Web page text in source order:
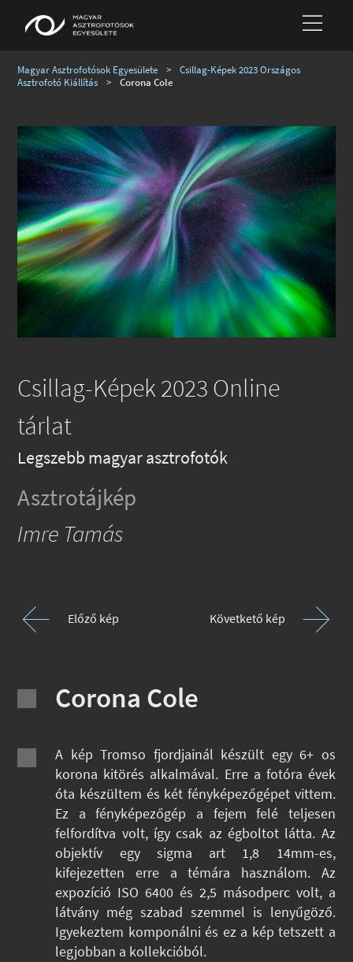
Magyar Asztrofotósok Egyesülete >
Csillag-Képek 2023 Országos
Asztrofotó Kiállítás
> Corona Cole
Csillag-Képek 2023 Online
tárlat
Legszebb magyar asztrofotók
Asztrotájkép
Imre Tamás
Előző kép Követkető kép
Corona Cole
A kép Tromso fjordjainál készült egy 6+ os
korona kitörés alkalmával. Erre a fotóra évek
óta készültem és két fényképezőgépet vittem.
Ez a fényképezőgép a fejem felé teljesen
felfordítva volt, így csak az égboltot látta. Az
objektív egy sigma art 1,8 14mm-es,
kifejezetten erre a témára használom. Az
expozíció ISO 6400 és 2,5 másodperc volt, a
látvány még szabad szemmel is lenyűgöző.
Igyekeztem komponálni és ez a kép tetszett a
legjobban a kollekcióból.